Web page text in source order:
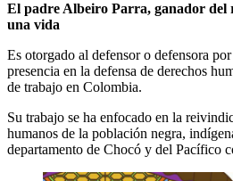
El padre Albeiro Parra, ganador del
una vida
Es otorgado al defensor o defensora
presencia en la defensa de derechos
de trabajo en Colombia.
Su trabajo se ha enfocado en la
humanos de la población negra,
departamento de Chocó y del Pacífico